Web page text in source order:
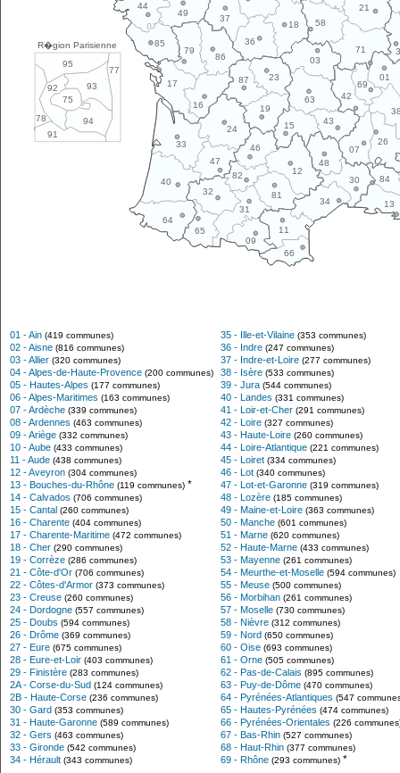
R�gion Parisienne
77
78
91
95
93
75
94
92
11
12
13
15
16
17
18
19
21
23
24
26
30
31
32
33
34
36
37
40
42
43
44
46
47
48
49
58
63
64
65
66
69
01
03
07
09
71
79
81
82 84
85
86
87
01 - Ain (419 communes)
02 - Aisne (816 communes)
03 - Allier (320 communes)
04 - Alpes-de-Haute-Provence (200 communes)
05 - Hautes-Alpes (177 communes)
06 - Alpes-Maritimes (163 communes)
07 - Ardèche (339 communes)
08 - Ardennes (463 communes)
09 - Ariège (332 communes)
10 - Aube (433 communes)
11 - Aude (438 communes)
12 - Aveyron (304 communes)
13 - Bouches-du-Rhône (119 communes) *
14 - Calvados (706 communes)
15 - Cantal (260 communes)
16 - Charente (404 communes)
17 - Charente-Maritime (472 communes)
18 - Cher (290 communes)
19 - Corrèze (286 communes)
21 - Côte-d'Or (706 communes)
22 - Côtes-d'Armor (373 communes)
23 - Creuse (260 communes)
24 - Dordogne (557 communes)
25 - Doubs (594 communes)
26 - Drôme (369 communes)
27 - Eure (675 communes)
28 - Eure-et-Loir (403 communes)
29 - Finistère (283 communes)
2A - Corse-du-Sud (124 communes)
2B - Haute-Corse (236 communes)
30 - Gard (353 communes)
31 - Haute-Garonne (589 communes)
32 - Gers (463 communes)
33 - Gironde (542 communes)
34 - Hérault (343 communes)
35 - Ille-et-Vilaine (353 communes)
36 - Indre (247 communes)
37 - Indre-et-Loire (277 communes)
38 - Isère (533 communes)
39 - Jura (544 communes)
40 - Landes (331 communes)
41 - Loir-et-Cher (291 communes)
42 - Loire (327 communes)
43 - Haute-Loire (260 communes)
44 - Loire-Atlantique (221 communes)
45 - Loiret (334 communes)
46 - Lot (340 communes)
47 - Lot-et-Garonne (319 communes)
48 - Lozère (185 communes)
49 - Maine-et-Loire (363 communes)
50 - Manche (601 communes)
51 - Marne (620 communes)
52 - Haute-Marne (433 communes)
53 - Mayenne (261 communes)
54 - Meurthe-et-Moselle (594 communes)
55 - Meuse (500 communes)
56 - Morbihan (261 communes)
57 - Moselle (730 communes)
58 - Nièvre (312 communes)
59 - Nord (650 communes)
60 - Oise (693 communes)
61 - Orne (505 communes)
62 - Pas-de-Calais (895 communes)
63 - Puy-de-Dôme (470 communes)
64 - Pyrénées-Atlantiques (547
65 - Hautes-Pyrénées (474 communes)
66 - Pyrénées-Orientales (226
67 - Bas-Rhin (527 communes)
68 - Haut-Rhin (377 communes)
69 - Rhône (293 communes) *